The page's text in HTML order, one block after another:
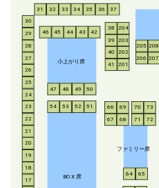
小上がり席
BO X 席
ファミリー席
17
18
19
20
21
22
23
24
25
26
27
28
29
30
31 32 33 34 35 36 37
38
39
40
41
42
43
44
45
46
47 48 49 50
51
52
53
54
64 65
66
67
68
69
70
71
72
73
201
202
203
204
205
206 207
208